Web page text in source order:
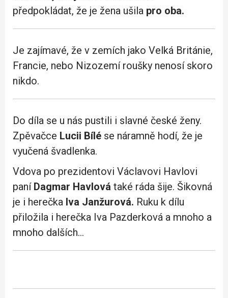
předpokládat, že je žena ušila pro oba.
Je zajímavé, že v zemích jako Velká Británie,
Francie, nebo Nizozemí roušky nenosí skoro
nikdo.
Do díla se u nás pustili i slavné české ženy.
Zpěvačce Lucii Bílé se náramně hodí, že je
vyučená švadlenka.
Vdova po prezidentovi Václavovi Havlovi
paníDagmar Havlová také ráda šije. Šikovná
je i herečka Iva Janžurová. Ruku k dílu
přiložila i herečka Iva Pazderková a mnoho a
mnoho dalších…